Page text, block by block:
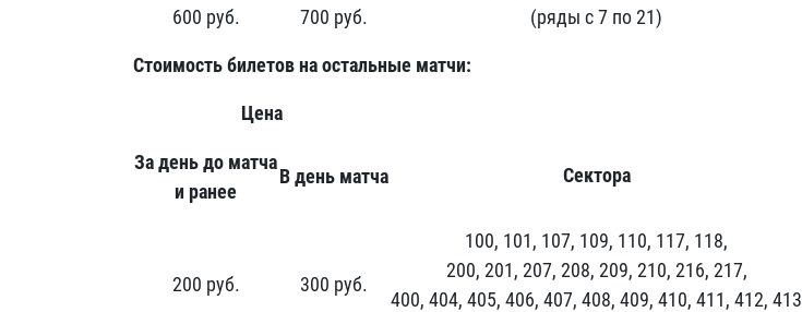
600 руб. 700 руб.
(ряды с 7 по 21)
Стоимость билетов на остальные матчи:
Цена
Сектора
За день до матча
и ранее
В день матча
200 руб. 300 руб.
100, 101, 107, 109, 110, 117, 118,
200, 201, 207, 208, 209, 210, 216, 217,
400, 404, 405, 406, 407, 408, 409, 410, 411, 412, 413